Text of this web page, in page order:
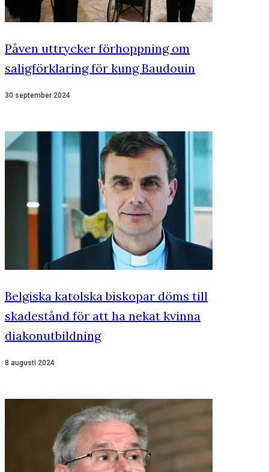
Påven uttrycker förhoppning om
saligförklaring för kung Baudouin
30 september 2024
Belgiska katolska biskopar döms till
skadestånd för att ha nekat kvinna
diakonutbildning
8 augusti 2024